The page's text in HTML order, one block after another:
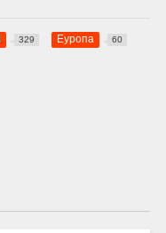
329 Еуропа 60